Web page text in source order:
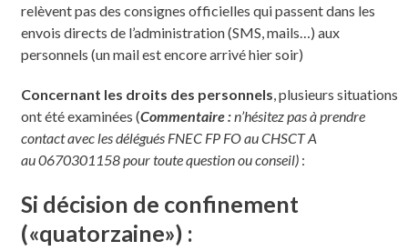
relèvent pas des consignes officielles qui passent dans les
envois directs de l’administration (SMS, mails…) aux
personnels (un mail est encore arrivé hier soir)
Concernant les droits des personnels , plusieurs situations
ont été examinées (Commentaire :n’hésitez pas à prendre
contact avec les délégués FNEC FP FO au CHSCT A
au 0670301158 pour toute question ou conseil) :
Si décision de confinement
(«quatorzaine») :